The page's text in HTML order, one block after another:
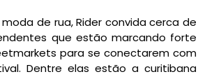
de rua, Rider convida cerca de
que estão marcando forte
para se conectarem com
Dentre elas estão a curitibana